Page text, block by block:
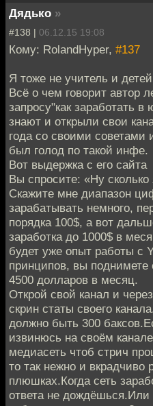
Дядько »
#138 | 06.12.15 19:08
Кому: RolandHyper, #137
Я тоже не учитель и
Всё о чем говорит автор
запросу"как заработать
знают и открыли свои
года со своими советами
был голод по такой инфе.
Вот выдержка с его сайта
Вы спросите: «Ну сколько
Скажите мне диапазон
зарабатывать немного,
порядка 100$, а вот
заработка до 1000$ в
будет уже опыт работы с
принципов, вы поднимете
4500 долларов в месяц.
Открой свой канал и
скрин статы своего
должно быть 300
извинюсь на своём
медиасеть чтоб стрич
то так нежно и вкрадчиво
плюшках.Когда сеть
ответа не